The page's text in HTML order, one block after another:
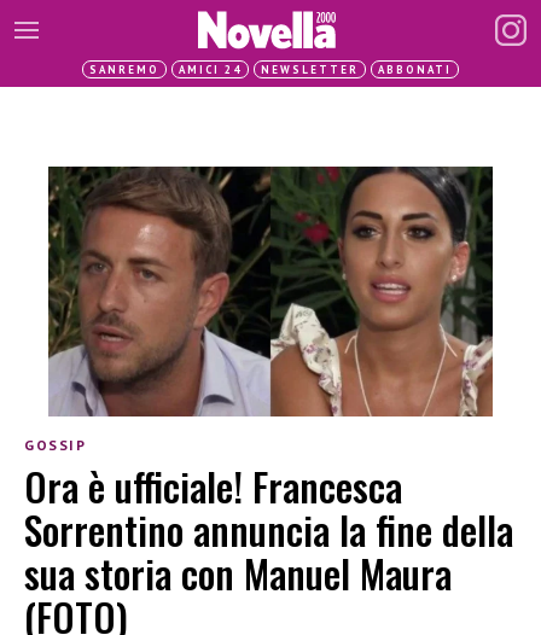
SANREMO AMICI 24 NEWSLETTER ABBONATI
GOSSIP
Ora è ufficiale! Francesca
Sorrentino annuncia la fine della
sua storia con Manuel Maura
(FOTO)